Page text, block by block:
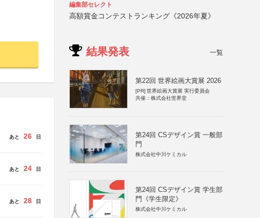
あと 26 日
あと 24 日
あと 28 日
編集部セレクト
高額賞金コンテストランキング《2026年夏》
結果発表 一覧
第22回 世界絵画大賞展 2026
[PR] 世界絵画大賞展 実行委員会
共催：株式会社世界堂
第24回 CSデザイン賞 一般部
門
株式会社中川ケミカル
第24回 CSデザイン賞 学生部
門《学生限定》
株式会社中川ケミカル